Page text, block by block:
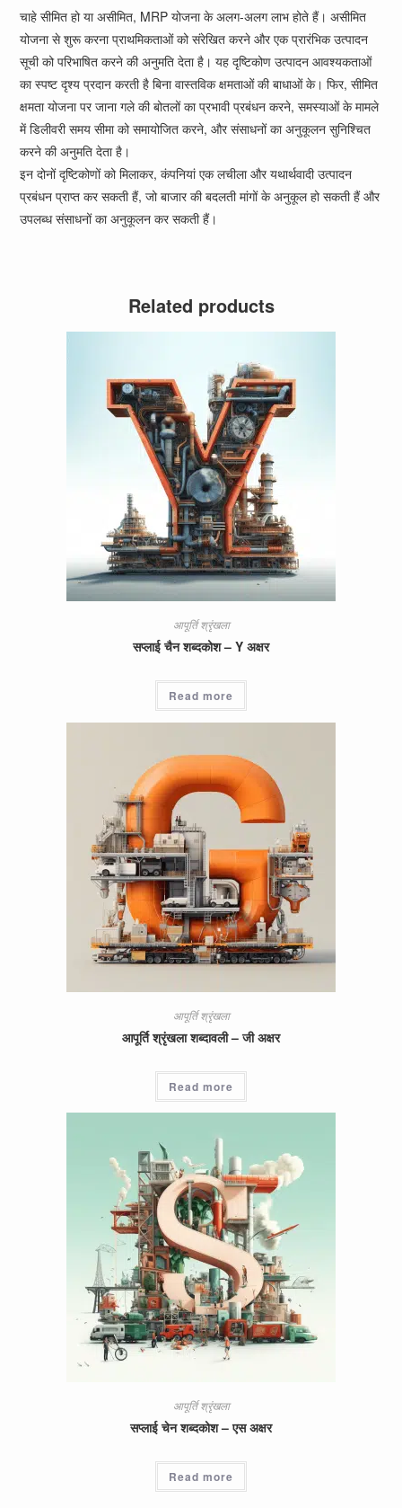
चाहे सीमित हो या असीमित, MRP योजना के अलग-अलग लाभ होते हैं। असीमित
योजना से शुरू करना प्राथमिकताओं को संरेखित करने और एक प्रारंभिक उत्पादन
सूची को परिभाषित करने की अनुमति देता है। यह दृष्टिकोण उत्पादन आवश्यकताओं
का स्पष्ट दृश्य प्रदान करती है बिना वास्तविक क्षमताओं की बाधाओं के। फिर, सीमित
क्षमता योजना पर जाना गले की बोतलों का प्रभावी प्रबंधन करने, समस्याओं के मामले
में डिलीवरी समय सीमा को समायोजित करने, और संसाधनों का अनुकूलन सुनिश्चित
करने की अनुमति देता है।
इन दोनों दृष्टिकोणों को मिलाकर, कंपनियां एक लचीला और यथार्थवादी उत्पादन
प्रबंधन प्राप्त कर सकती हैं, जो बाजार की बदलती मांगों के अनुकूल हो सकती हैं और
उपलब्ध संसाधनों का अनुकूलन कर सकती हैं।
Related products
आपूर्ति श्रृंखला
सप्लाई चैन शब्दकोश – Y अक्षर
Read more
आपूर्ति श्रृंखला
आपूर्ति श्रृंखला शब्दावली – जी अक्षर
Read more
आपूर्ति श्रृंखला
सप्लाई चेन शब्दकोश – एस अक्षर
Read more